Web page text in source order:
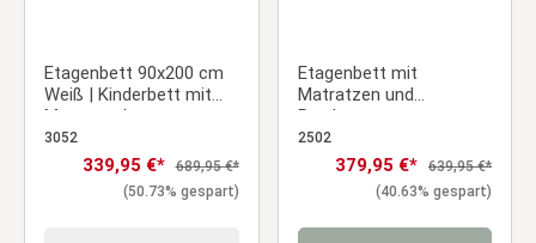
Etagenbett 90x200 cm
Weiß | Kinderbett mit
Matratze |
Rausfallschutz |
Umbaubar | mit
Lattenrost | Holz
3052
Verkaufspreis:
339,95 €* Regulärer Preis:
689,95 €*
(50.73% gespart)
Etagenbett mit
Matratzen und
Bettkasten
Doppelstockbett 90x200
cm Hochbett Stockbett
Kinderbett
2502
Verkaufspreis:
379,95 €* Regulärer Preis:
639,95 €*
(40.63% gespart)